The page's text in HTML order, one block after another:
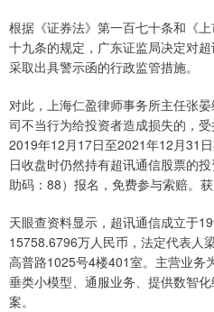
根据《证券法》第一百七十条和《
十九条的规定，广东证监局决定对
采取出具警示函的行政监管措施。
对此，上海仁盈律师事务所主任张
司不当行为给投资者造成损失的，
2019年12月17日至2021年12月31
日收盘时仍然持有超讯通信股票的
助码：88）报名，免费参与索赔。获
天眼查资料显示，超讯通信成立于
15758.6796万人民币，法定代表人
高普路1025号4楼401室。主营业务
垂类小模型、通服业务、提供数智
案。